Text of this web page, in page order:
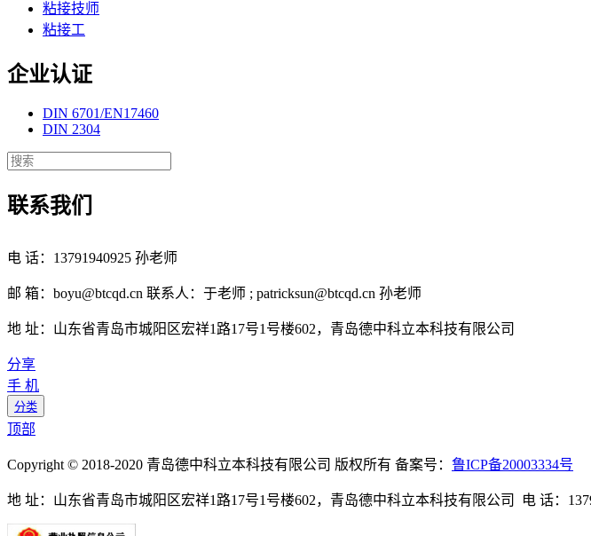
粘接技师
粘接工
企业认证
DIN 6701/EN17460
DIN 2304
联系我们
电 话：13791940925 孙老师
邮 箱：boyu@btcqd.cn 联系人：于老师 ; patricksun@btcqd.cn 孙老师
地 址：山东省青岛市城阳区宏祥1路17号1号楼602，青岛德中科立本科技有限公司
分享
手 机
分类
顶部
Copyright © 2018-2020 青岛德中科立本科技有限公司 版权所有 备案号： 鲁ICP备20003334号
地 址：山东省青岛市城阳区宏祥1路17号1号楼602，青岛德中科立本科技有限公司 电 话：